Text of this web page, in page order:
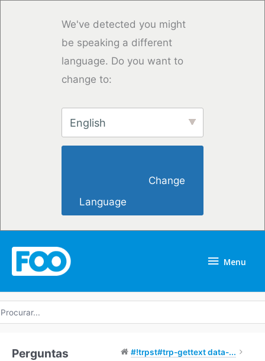
We've detected you might
be speaking a different
language. Do you want to
change to:
English
Language
Menu
Perguntas
#!trpst#trp-gettext data-...